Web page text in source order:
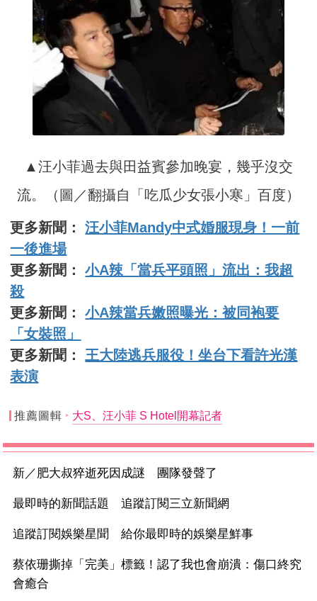
▲汪小菲過去與田益賓參加晚宴，幾乎沒交
流。（圖／翻攝自「吃瓜少女張小寒」百度）
更多新聞：汪小菲Mandy中式婚服現身！一前
一後進場
更多新聞：小A辣「當兵平頭照」流出：我超
殺
更多新聞：小A辣當兵嫩照曝光：被同袍要
「女裝照」
更多新聞： 王大陸逃兵服役！坐台下看許光漢
表演
推薦圖輯 大S、汪小菲 S Hotel開幕記者
新／肥大叔猝逝死因成謎 團隊發聲了
最即時的新聞話題 追蹤訂閱三立新聞網
追蹤訂閱娛樂星聞 給你最即時的娛樂星鮮事
蔡依珊撕掉「完美」標籤！認了我也會崩潰：傷口終究
會癒合